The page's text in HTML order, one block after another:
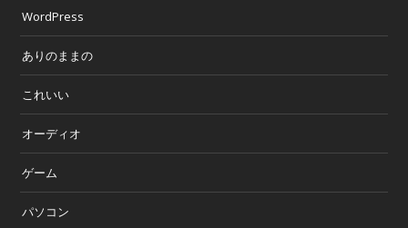
WordPress
ありのままの
これいい
オーディオ
ゲーム
パソコン